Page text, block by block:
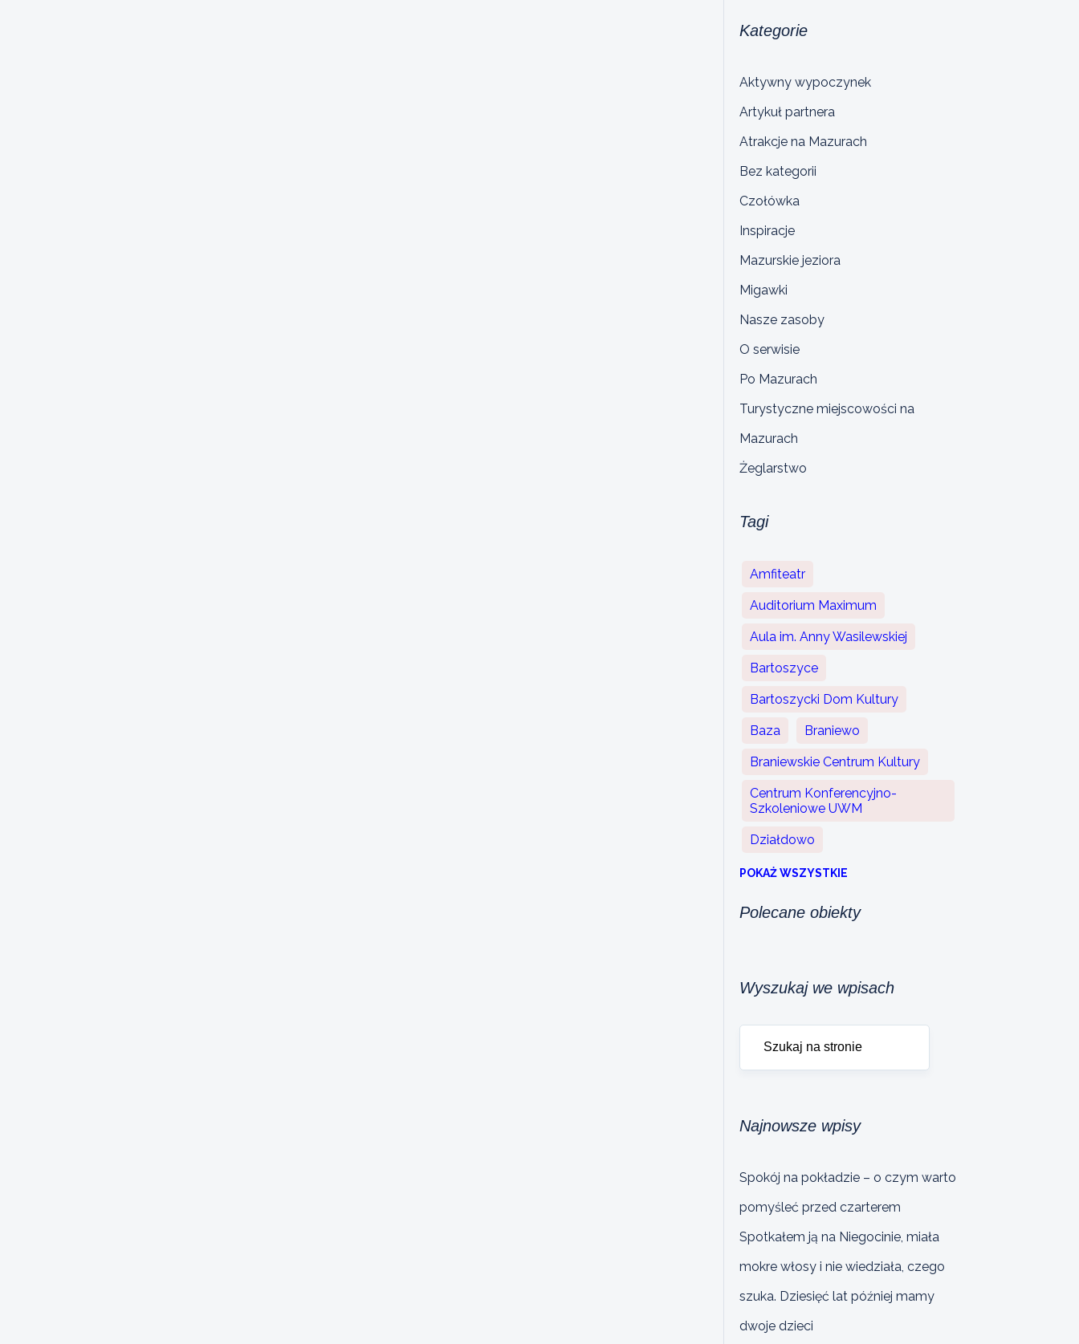
Kategorie
Aktywny wypoczynek
Artykuł partnera
Atrakcje na Mazurach
Bez kategorii
Czołówka
Inspiracje
Mazurskie jeziora
Migawki
Nasze zasoby
O serwisie
Po Mazurach
Turystyczne miejscowości na
Mazurach
Żeglarstwo
Tagi
Amfiteatr
Auditorium Maximum
Aula im. Anny Wasilewskiej
Bartoszyce
Bartoszycki Dom Kultury
Baza Braniewo
Braniewskie Centrum Kultury
Centrum Konferencyjno-
Szkoleniowe UWM
Działdowo
POKAŻ WSZYSTKIE
Polecane obiekty
Wyszukaj we wpisach
Najnowsze wpisy
Spokój na pokładzie – o czym warto
pomyśleć przed czarterem
Spotkałem ją na Niegocinie, miała
mokre włosy i nie wiedziała, czego
szuka. Dziesięć lat później mamy
dwoje dzieci